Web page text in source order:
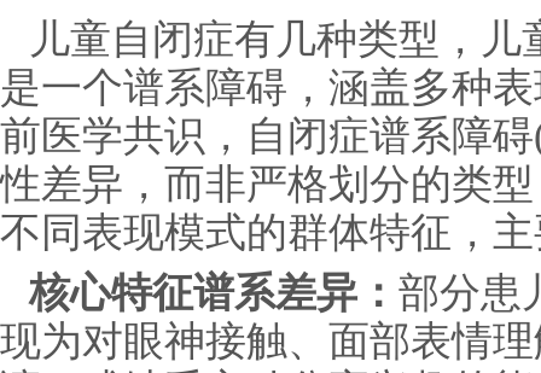
儿童自闭症有几种类型，
是一个谱系障碍，涵盖多种
前医学共识，自闭症谱系障
性差异，而非严格划分的类
不同表现模式的群体特征，
核心特征谱系差异： 部分患
现为对眼神接触、面部表情